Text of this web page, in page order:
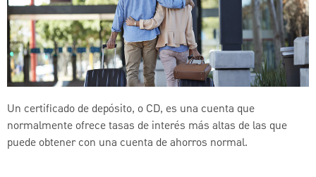
Un certificado de depósito, o CD, es una cuenta que
normalmente ofrece tasas de interés más altas de las que
puede obtener con una cuenta de ahorros normal.